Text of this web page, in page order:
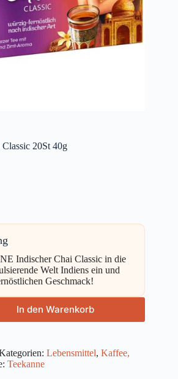
20St 40g
Indischer Chai Classic in die
Welt Indiens ein und
Geschmack!
In den Warenkorb
Lebensmittel, Kaffee,
Teekanne